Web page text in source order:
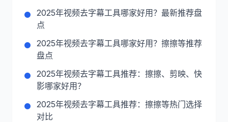
2025年视频去字幕工具哪家好用？最新推荐盘
点
2025年视频去字幕工具哪家好用？擦擦等推荐
盘点
2025年视频去字幕工具推荐：擦擦、剪映、快
影哪家好用？
2025年视频去字幕工具推荐：擦擦等热门选择
对比